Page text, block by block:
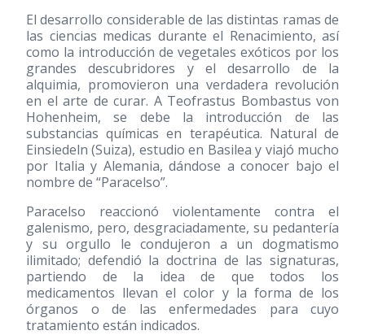
El desarrollo considerable de las distintas ramas de
las ciencias medicas durante el Renacimiento, así
como la introducción de vegetales exóticos por los
grandes descubridores y el desarrollo de la
alquimia, promovieron una verdadera revolución
en el arte de curar. A Teofrastus Bombastus von
Hohenheim, se debe la introducción de las
substancias químicas en terapéutica. Natural de
Einsiedeln (Suiza), estudio en Basilea y viajó mucho
por Italia y Alemania, dándose a conocer bajo el
nombre de “Paracelso”.
Paracelso reaccionó violentamente contra el
galenismo, pero, desgraciadamente, su pedantería
y su orgullo le condujeron a un dogmatismo
ilimitado; defendió la doctrina de las signaturas,
partiendo de la idea de que todos los
medicamentos llevan el color y la forma de los
órganos o de las enfermedades para cuyo
tratamiento están indicados.